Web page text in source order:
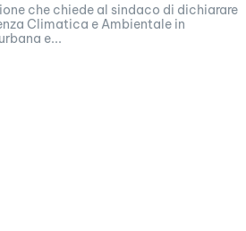
che chiede al sindaco di dichiarare
Climatica e Ambientale in
e...